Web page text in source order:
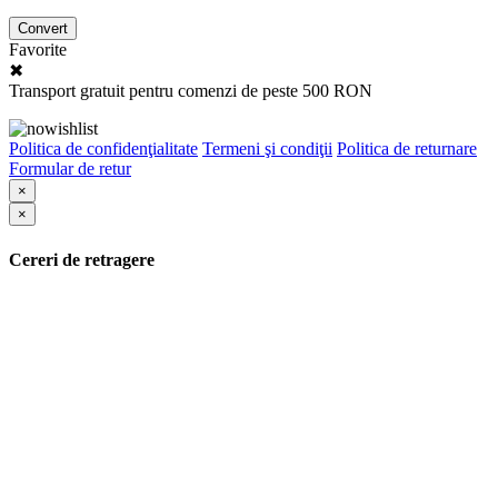
Convert
Favorite
✖
Transport gratuit pentru comenzi de peste 500 RON
Politica de confidenţialitate Termeni şi condiţii Politica de returnare
Formular de retur
×
×
Cereri de retragere